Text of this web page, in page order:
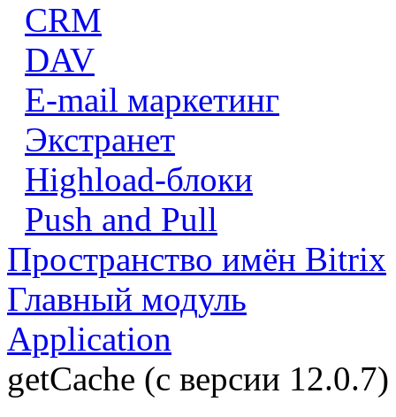
CRM
DAV
E-mail маркетинг
Экстранет
Highload-блоки
Push and Pull
Пространство имён Bitrix
Главный модуль
Application
getCache (с версии 12.0.7)